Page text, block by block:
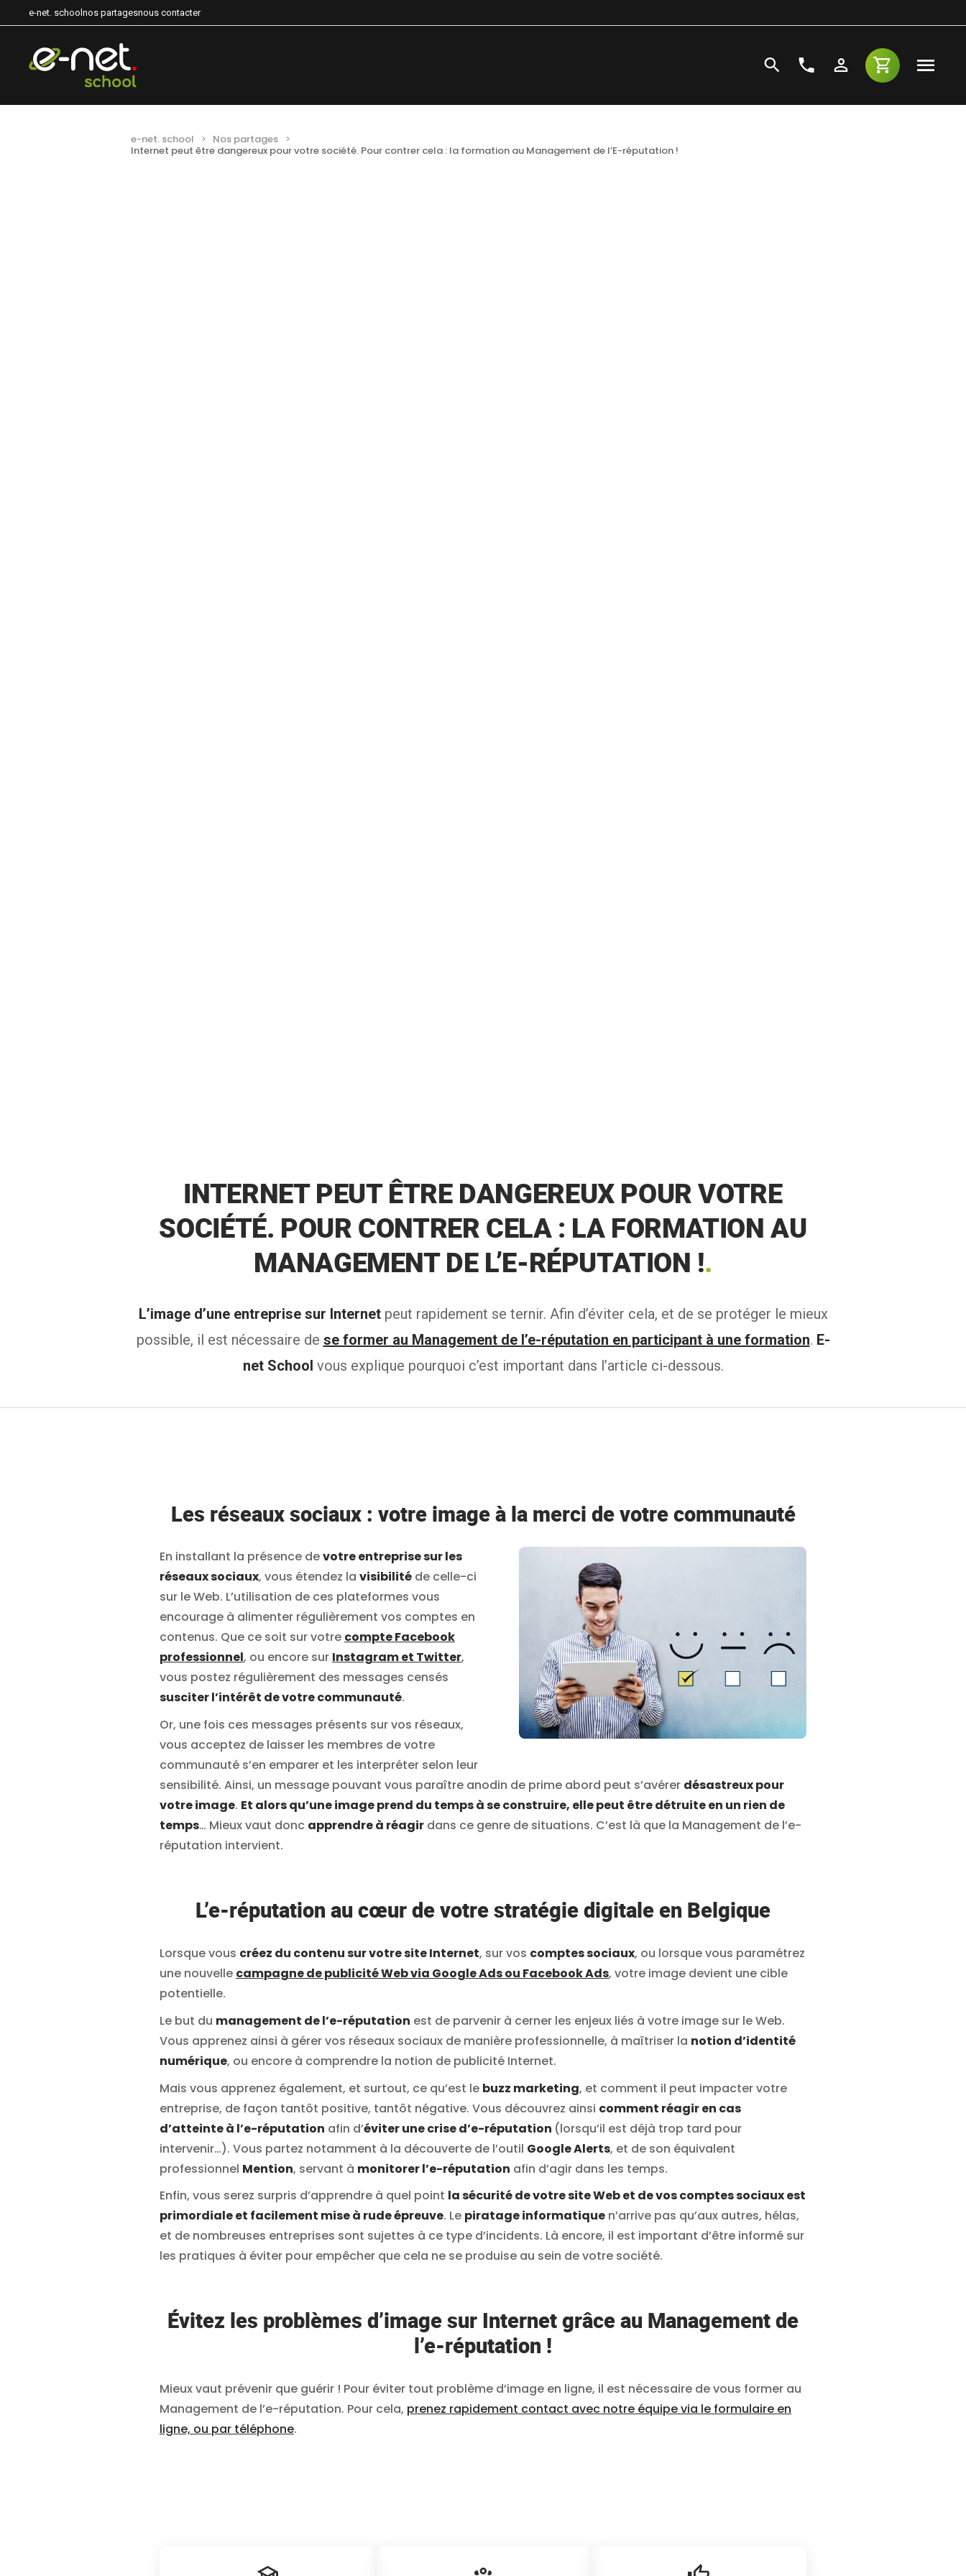
e-net. school nos partagesnous contacter
e-net. school
Nos partages
Internet peut être dangereux pour votre société. Pour contrer cela : la formation au Management de l’E-réputation !
INTERNET PEUT ÊTRE DANGEREUX POUR VOTRE
SOCIÉTÉ. POUR CONTRER CELA : LA FORMATION AU
MANAGEMENT DE L’E-RÉPUTATION !.
L’image d’une entreprise sur Internetpeut rapidement se ternir. Afin d’éviter cela, et de se protéger le mieux
possible, il est nécessaire de se former au Management de l’e-réputation en participant à une formation. E-
net School vous explique pourquoi c’est important dans l’article ci-dessous.
Les réseaux sociaux : votre image à la merci de votre communauté
En installant la présence devotre entreprise sur les
réseaux sociaux, vous étendez la visibilité de celle-ci
sur le Web. L’utilisation de ces plateformes vous
encourage à alimenter régulièrement vos comptes en
contenus. Que ce soit sur votre compte Facebook
professionnel, ou encore sur Instagram et Twitter,
vous postez régulièrement des messages censés
susciter l’intérêt de votre communauté.
Or, une fois ces messages présents sur vos réseaux,
vous acceptez de laisser les membres de votre
communauté s’en emparer et les interpréter selon leur
sensibilité. Ainsi, un message pouvant vous paraître anodin de prime abord peut s’avérer désastreux pour
votre image. Et alors qu’une image prend du temps à se construire, elle peut être détruite en un rien de
temps… Mieux vaut donc apprendre à réagir dans ce genre de situations. C’est là que la Management de l’e-
réputation intervient.
L’e-réputation au cœur de votre stratégie digitale en Belgique
Lorsque vous créez du contenu sur votre site Internet, sur vos comptes sociaux, ou lorsque vous paramétrez
une nouvelle campagne de publicité Web via Google Ads ou Facebook Ads, votre image devient une cible
potentielle.
Le but du management de l’e-réputation est de parvenir à cerner les enjeux liés à votre image sur le Web.
Vous apprenez ainsi à gérer vos réseaux sociaux de manière professionnelle, à maîtriser la notion d’identité
numérique, ou encore à comprendre la notion de publicité Internet.
Mais vous apprenez également, et surtout, ce qu’est le buzz marketing, et comment il peut impacter votre
entreprise, de façon tantôt positive, tantôt négative. Vous découvrez ainsi comment réagir en cas
d’atteinte à l’e-réputation afin d’éviter une crise d’e-réputation (lorsqu’il est déjà trop tard pour
intervenir…). Vous partez notamment à la découverte de l’outil Google Alerts, et de son équivalent
professionnel Mention, servant à monitorer l’e-réputation afin d’agir dans les temps.
Enfin, vous serez surpris d’apprendre à quel point la sécurité de votre site Web et de vos comptes sociaux est
primordiale et facilement mise à rude épreuve. Le piratage informatique n’arrive pas qu’aux autres, hélas,
et de nombreuses entreprises sont sujettes à ce type d’incidents. Là encore, il est important d’être informé sur
les pratiques à éviter pour empêcher que cela ne se produise au sein de votre société.
Évitez les problèmes d’image sur Internet grâce au Management de
l’e-réputation !
Mieux vaut prévenir que guérir ! Pour éviter tout problème d’image en ligne, il est nécessaire de vous former au
Management de l’e-réputation. Pour cela, prenez rapidement contact avec notre équipe via le formulaire en
ligne, ou par téléphone.